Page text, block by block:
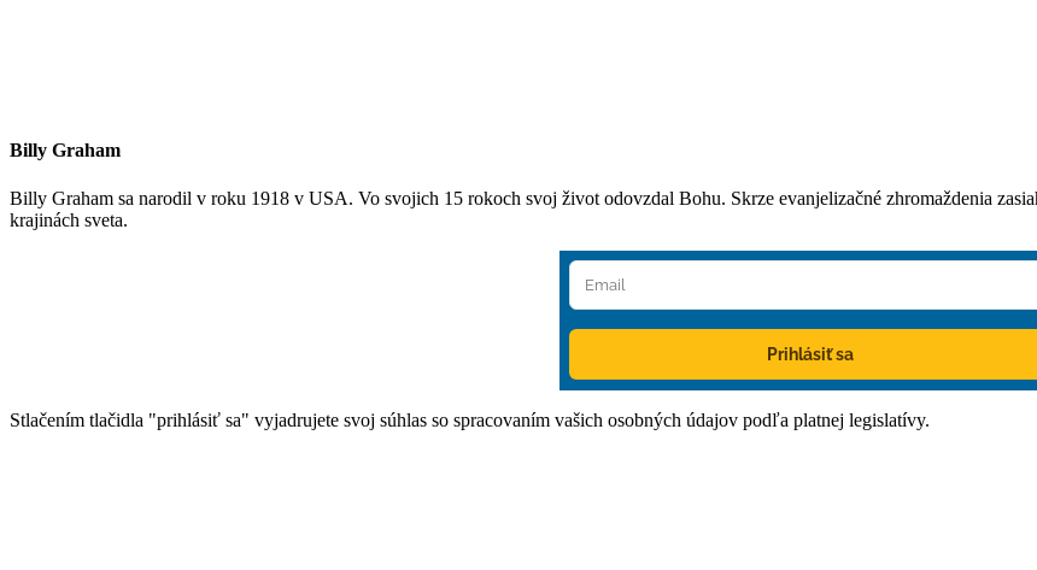
Billy Graham
Billy Graham sa narodil v roku 1918 v USA. Vo svojich 15 rokoch svoj život odovzdal Bohu. Skrze evanjelizačné zhromaždenia
krajinách sveta.
Prihlásiť sa
Stlačením tlačidla "prihlásiť sa" vyjadrujete svoj súhlas so spracovaním vašich osobných údajov podľa platnej legislatívy.